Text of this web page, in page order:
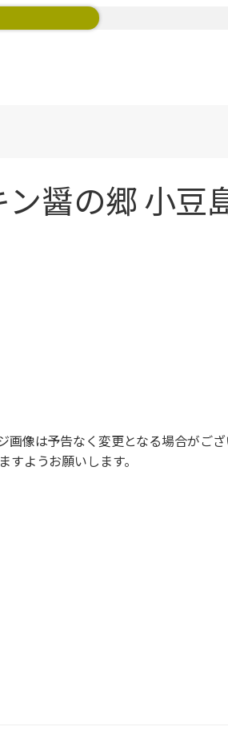
醤の郷 小豆
像は予告なく変更となる場合がご
ようお願いします。